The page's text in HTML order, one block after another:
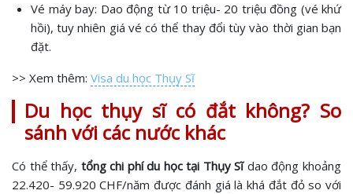
Vé máy bay: Dao động từ 10 triệu- 20 triệu đồng (vé khứ
hồi), tuy nhiên giá vé có thể thay đổi tùy vào thời gian bạn
đặt.
>> Xem thêm: Visa du học Thụy Sĩ
Du học thụy sĩ có đắt không? So
sánh với các nước khác
Có thể thấy, tổng chi phí du học tại Thụy Sĩdao động khoảng
22.420- 59.920 CHF/năm được đánh giá là khá đắt đỏ so với